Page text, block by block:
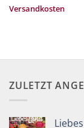
Versandkosten
ZULETZT